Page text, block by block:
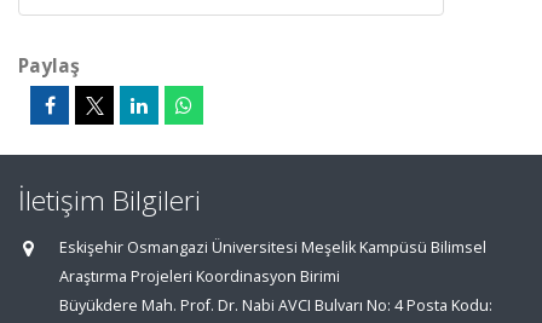
Paylaş
İletişim Bilgileri
Eskişehir Osmangazi Üniversitesi Meşelik Kampüsü Bilimsel
Araştırma Projeleri Koordinasyon Birimi
Büyükdere Mah. Prof. Dr. Nabi AVCI Bulvarı No: 4 Posta Kodu: